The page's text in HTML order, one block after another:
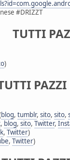
#DRIZZT
TUTTI
)
PAZZI
blog, tumblr, sito, sito,
, blog, sito, Twitter,
, Twitter)
, Twitter)